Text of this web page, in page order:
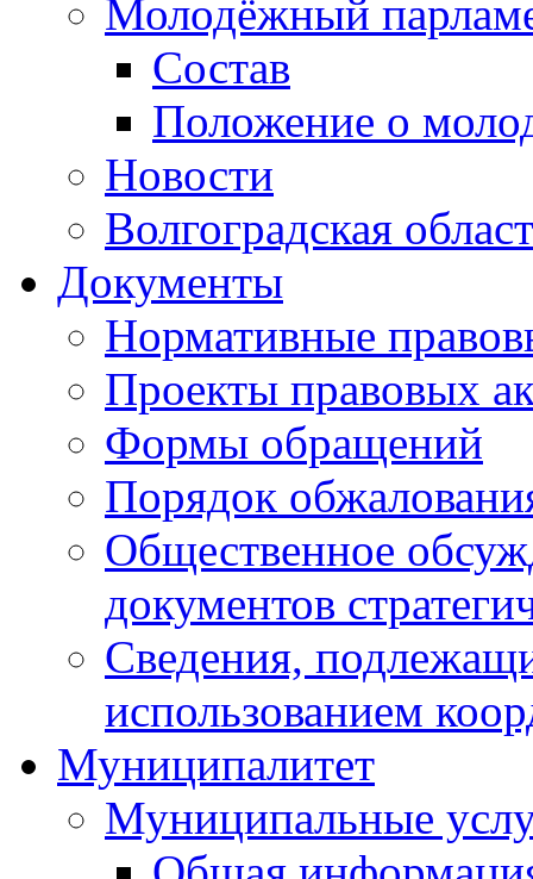
Молодёжный
Состав
Положение о
Новости
Волгоградская
Документы
Нормативные
Проекты правовых
Формы обращений
Порядок
Общественное
документов
Сведения,
использованием
Муниципалитет
Муниципальные